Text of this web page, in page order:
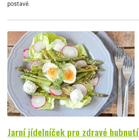
postavě.
Jarní jídelníček pro zdravé hubnutí